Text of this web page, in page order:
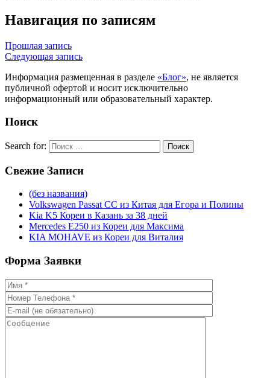
Навигация по записям
Прошлая запись
Следующая запись
Информация размещенная в разделе «Блог», не является
публичной офертой и носит исключительно
информационный или образовательный характер.
Поиск
Search for: Поиск
Свежие Записи
(без названия)
Volkswagen Passat CC из Китая для Егора и Полины
Kia K5 Кореи в Казань за 38 дней
Mercedes E250 из Кореи для Максима
KIA MOHAVE из Кореи для Виталия
Форма Заявки